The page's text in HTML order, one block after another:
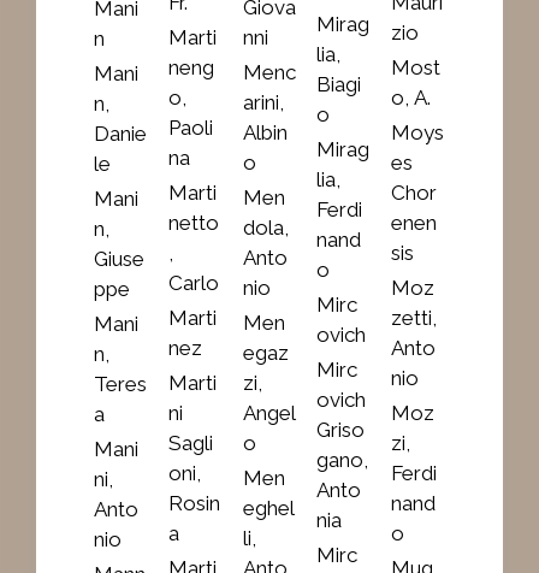
Mani
n
Mani
n,
Danie
le
Mani
n,
Giuse
ppe
Mani
n,
Teres
a
Mani
ni,
Anto
nio
Marti
neng
o,
Paoli
na
Marti
netto
Carlo
Marti
nez
Marti
ni
Sagli
oni,
Rosin
a
Marti
Giova
nni
Menc
arini,
Albin
o
Men
dola,
Anto
nio
Men
egaz
zi,
Angel
o
Men
eghel
li,
Anto
Mirag
lia,
Biagi
o
Mirag
lia,
Ferdi
nand
o
Mirc
ovich
Mirc
ovich
Griso
gano,
Anto
nia
Mirc
zio
Most
o, A.
Moys
es
Chor
enen
sis
Moz
zetti,
Anto
nio
Moz
zi,
Ferdi
nand
o
Mug